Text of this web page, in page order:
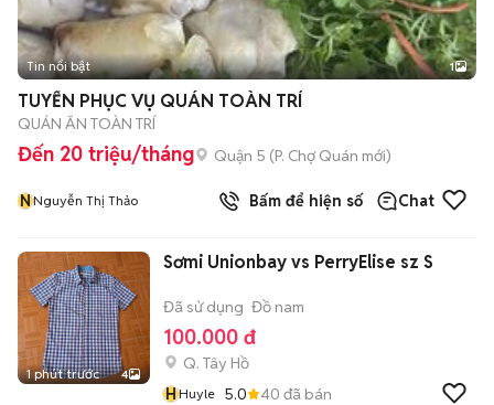
Tin nổi bật 1
TUYỂN PHỤC VỤ QUÁN TOÀN TRÍ
QUÁN ĂN TOÀN TRÍ
Đến 20 triệu/tháng Quận 5 (P. Chợ Quán mới)
NNguyễn Thị Thảo Bấm để hiện số Chat
1 phút trước 4
Sơmi Unionbay vs PerryElise sz S
Đã sử dụng Đồ nam
100.000 đ
Q. Tây Hồ
HHuyle 5.0 40 đã bán